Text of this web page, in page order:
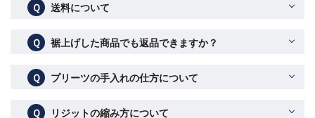
Ｑ 送料について
Ｑ 裾上げした商品でも返品できますか？
Ｑ プリーツの手入れの仕方について
Ｑ リジットの縮み方について